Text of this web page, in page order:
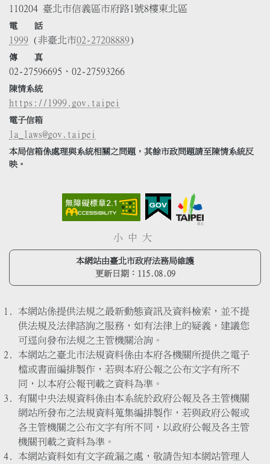
110204 臺北市信義區市府路1號8樓東北區
電 話
1999 (非臺北市02-27208889)
傳 真
02-27596695、02-27593266
陳情系統
https://1999.gov.taipei
電子信箱
la_laws@gov.taipei
本局信箱係處理與系統相關之問題，其餘市政問題請至陳情系統反
映。
小 中 大
本網站由臺北市政府法務局維護
更新日期： 115.08.09
本網站係提供法規之最新動態資訊及資料檢索，並不提
供法規及法律諮詢之服務，如有法律上的疑義，建議您
可逕向發布法規之主管機關洽詢。
本網站之臺北市法規資料係由本府各機關所提供之電子
檔或書面編排製作，若與本府公報之公布文字有所不
同，以本府公報刊載之資料為準。
有關中央法規資料係由本系統於政府公報及各主管機關
網站所發布之法規資料蒐集編排製作，若與政府公報或
各主管機關之公布文字有所不同，以政府公報及各主管
機關刊載之資料為準。
本網站資料如有文字疏漏之處，敬請告知本網站管理人